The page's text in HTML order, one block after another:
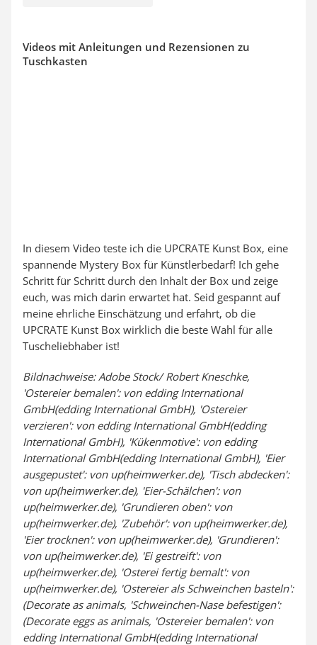
Videos mit Anleitungen und Rezensionen zu
Tuschkasten
In diesem Video teste ich die UPCRATE Kunst Box, eine
spannende Mystery Box für Künstlerbedarf! Ich gehe
Schritt für Schritt durch den Inhalt der Box und zeige
euch, was mich darin erwartet hat. Seid gespannt auf
meine ehrliche Einschätzung und erfahrt, ob die
UPCRATE Kunst Box wirklich die beste Wahl für alle
Tuscheliebhaber ist!
Bildnachweise: Adobe Stock/ Robert Kneschke,
'Ostereier bemalen': von edding International
GmbH(edding International GmbH), 'Ostereier
verzieren': von edding International GmbH(edding
International GmbH), 'Kükenmotive': von edding
International GmbH(edding International GmbH), 'Eier
ausgepustet': von up(heimwerker.de), 'Tisch abdecken':
von up(heimwerker.de), 'Eier-Schälchen': von
up(heimwerker.de), 'Grundieren oben': von
up(heimwerker.de), 'Zubehör': von up(heimwerker.de),
'Eier trocknen': von up(heimwerker.de), 'Grundieren':
von up(heimwerker.de), 'Ei gestreift': von
up(heimwerker.de), 'Osterei fertig bemalt': von
up(heimwerker.de), 'Ostereier als Schweinchen basteln':
(Decorate as animals, 'Schweinchen-Nase befestigen':
(Decorate eggs as animals, 'Ostereier bemalen': von
edding International GmbH(edding International